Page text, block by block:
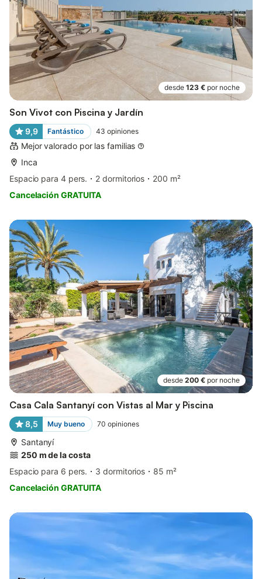
desde 123 € por noche
Son Vivot con Piscina y Jardín
9,9 Fantástico 43 opiniones
Mejor valorado por las familias
Inca
Espacio para 4 pers.
2 dormitorios
200 m²
Cancelación GRATUITA
desde 200 € por noche
Casa Cala Santanyí con Vistas al Mar y Piscina
8,5 Muy bueno 70 opiniones
Santanyí
250 m de la costa
Espacio para 6 pers.
3 dormitorios
85 m²
Cancelación GRATUITA